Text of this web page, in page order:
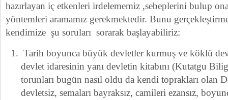
hazırlayan iç etkenleri irdelememiz ,sebeplerini bulup
yöntemleri aramamız gerekmektedir. Bunu
kendimize şu soruları sorarak başlayabiliriz:
Tarih boyunca büyük devletler kurmuş ve köklü
devlet idaresinin yanı devletin kitabını (Kutatgu
torunları bugün nasıl oldu da kendi toprakları olan
devletsiz, semaları bayraksız, camileri ezansız,